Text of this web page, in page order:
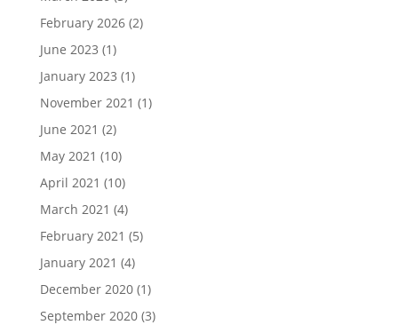
February 2026(2)
June 2023 (1)
January 2023 (1)
November 2021 (1)
June 2021 (2)
May 2021 (10)
April 2021 (10)
March 2021 (4)
February 2021 (5)
January 2021 (4)
December 2020(1)
September 2020(3)